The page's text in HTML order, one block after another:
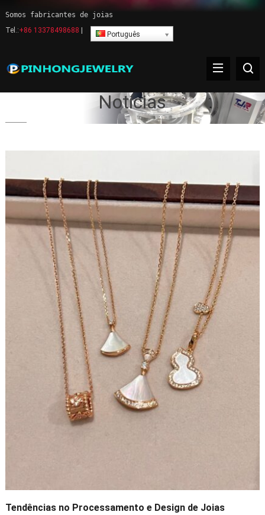
Somos fabricantes de joias
Tel.:+86 13378498688 Português
Notícias
Tendências no Processamento e Design de Joias